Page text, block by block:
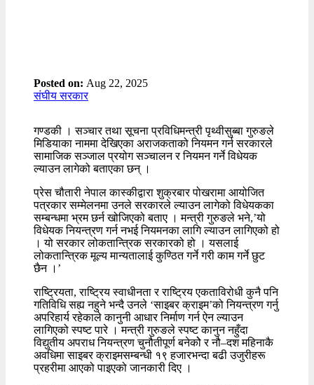
Posted on: Aug 22, 2025
संघीय सरकार
गण्डकी । सञ्चार तथा सूचना प्रविधिमन्त्री पृथ्वीसुब्बा गुरुङले
मिडियाका नाममा देखिएका अराजकताको नियमन गर्न सरकारले
सामाजिक सञ्जाल प्रयोग सञ्चालन र नियमन गर्ने विधेयक
ल्याउन लागेको बताएका छन् ।
प्रेस चौतारी नेपाल कास्कीद्वारा शुक्रबार पोखरामा आयोजित
पत्रकार सम्मेलनमा उनले सरकारले ल्याउन लागेको विधेयकका
सम्बन्धमा भ्रम छर्न खोजिएको बताए । मन्त्री गुरुङले भने,’यो
विधेयक नियन्त्रण गर्न नभई नियमनका लागि ल्याउन लागिएको हो
। यो सरकार लोकतान्त्रिक सरकारको हो । यसलाई
लोकतान्त्रिक मूल्य मान्यतालाई कुण्ठित गर्ने गरी काम गर्ने छुट
छैन ।’
राष्ट्रियता, राष्ट्रिय स्वाधीनता र राष्ट्रिय एकताविरोधी कुनै पनि
गतिविधि सह्य नहुने भन्दै उनले ‘साइबर क्राइम’को नियन्त्रण गर्नु
अपरिहार्य रहेकाले कानुनी आधार निर्माण गर्न ऐन ल्याउन
लागिएको स्पष्ट पारे । मन्त्री गुरुङले स्पष्ट कानुन नहुँदा
विद्युतीय अपराध नियन्त्रण चुनौतीपूर्ण बनेकोे र नौ–दश महिनाकै
अवधिमा साइबर क्राइमसम्बन्धी १९ हजारभन्दा बढी उजुरीहरू
प्रहरीमा आएको पाइएको जानकारी दिए ।